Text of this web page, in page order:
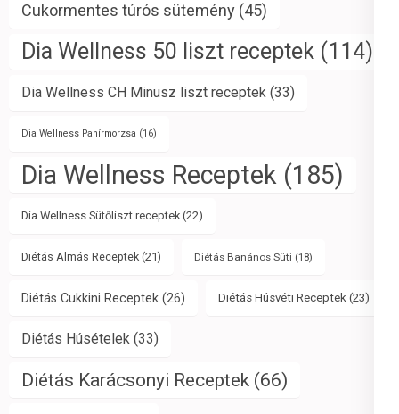
Cukormentes túrós sütemény (45)
Dia Wellness 50 liszt receptek (114)
Dia Wellness CH Minusz liszt receptek (33)
Dia Wellness Panírmorzsa (16)
Dia Wellness Receptek (185)
Dia Wellness Sütőliszt receptek(22)
Diétás Almás Receptek (21) Diétás Banános Süti (18)
Diétás Cukkini Receptek (26) Diétás Húsvéti Receptek (23)
Diétás Húsételek (33)
Diétás Karácsonyi Receptek (66)